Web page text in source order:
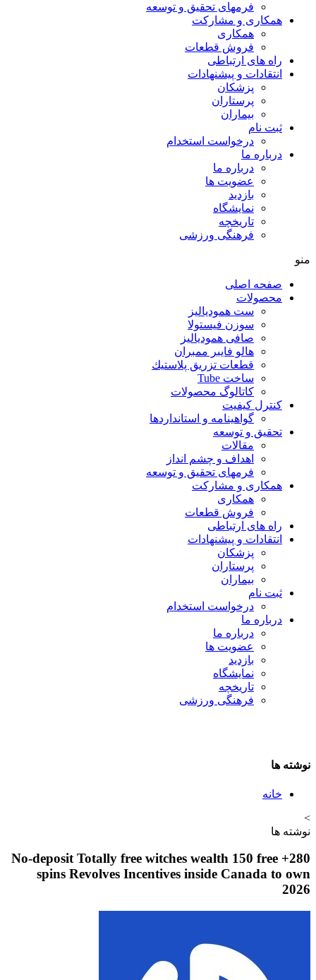
فرمهای تحقیق و توسعه
همکاری و مشارکت
همکاری
فروش قطعات
راه های ارتباطی
انتقادات و پيشنهادات
پزشكان
پرستاران
بيماران
ثبت نام
درخواست استخدام
درباره ما
درباره ما
عضویت ها
بازدید
نمایشگاه
تاريخچه
فرهنگی ورزشی
منو
صفحه اصلی
محصولات
ست همودیالیز
سوزن فیستولا
صافی همودیالیز
هالو فایبر ممبران
قطعات تزريق پلاستيك
ساخت Tube
کاتالوگ محصولات
کنترل کیفیت
گواهينامه و استانداردها
تحقيق و توسعه
مقالات
اهداف و چشم انداز
فرمهای تحقیق و توسعه
همکاری و مشارکت
همکاری
فروش قطعات
راه های ارتباطی
انتقادات و پيشنهادات
پزشكان
پرستاران
بيماران
ثبت نام
درخواست استخدام
درباره ما
درباره ما
عضویت ها
بازدید
نمایشگاه
تاريخچه
فرهنگی ورزشی
نوشته ها
خانه
>
نوشته ها
280+ No-deposit Totally free witches wealth 150 free
spins Revolves Incentives inside Canada to own
2026